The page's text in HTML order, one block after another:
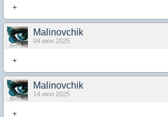
+
Malinovchik
04 июн 2025
+
Malinovchik
14 июл 2025
+